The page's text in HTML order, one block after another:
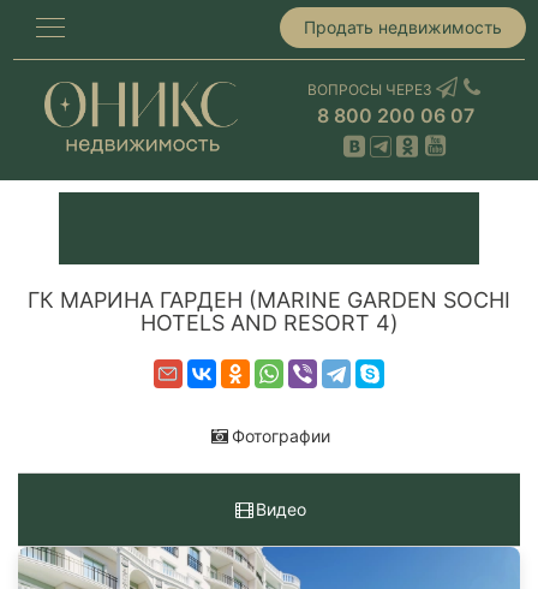
Продать недвижимость
ВОПРОСЫ ЧЕРЕЗ
8 800 200 06 07
ГК МАРИНА ГАРДЕН (MARINE GARDEN SOCHI
HOTELS AND RESORT 4)
Фотографии
Видео